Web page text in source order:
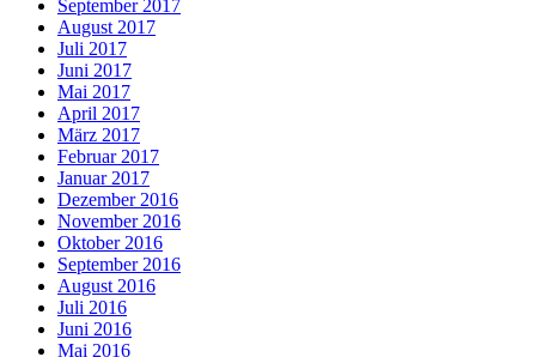
September 2017
August 2017
Juli 2017
Juni 2017
Mai 2017
April 2017
März 2017
Februar 2017
Januar 2017
Dezember 2016
November 2016
Oktober 2016
September 2016
August 2016
Juli 2016
Juni 2016
Mai 2016